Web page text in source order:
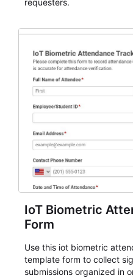
requesters.
IoT Biometric
Form
Use this iot biometric
template form to collect
submissions organized in